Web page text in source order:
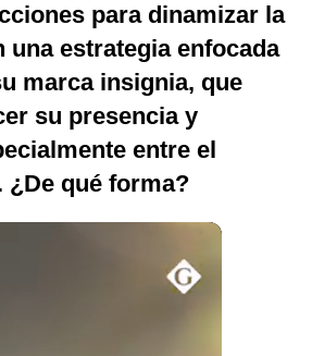
para dinamizar la
una estrategia enfocada
marca insignia, que
su presencia y
entre el
¿De qué forma?